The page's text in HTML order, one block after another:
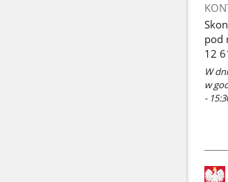
pod
12
W
w
-